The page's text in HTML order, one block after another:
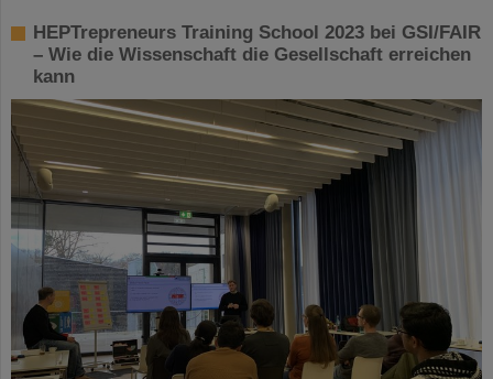
HEPTrepreneurs Training School 2023 bei GSI/FAIR
– Wie die Wissenschaft die Gesellschaft erreichen
kann